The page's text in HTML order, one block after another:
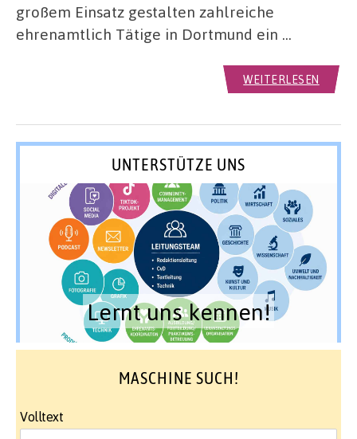
großem Einsatz gestalten zahlreiche
ehrenamtlich Tätige in Dortmund ein …
WEITERLESEN
UNTERSTÜTZE UNS
Lernt uns kennen!
MASCHINE SUCH!
Volltext